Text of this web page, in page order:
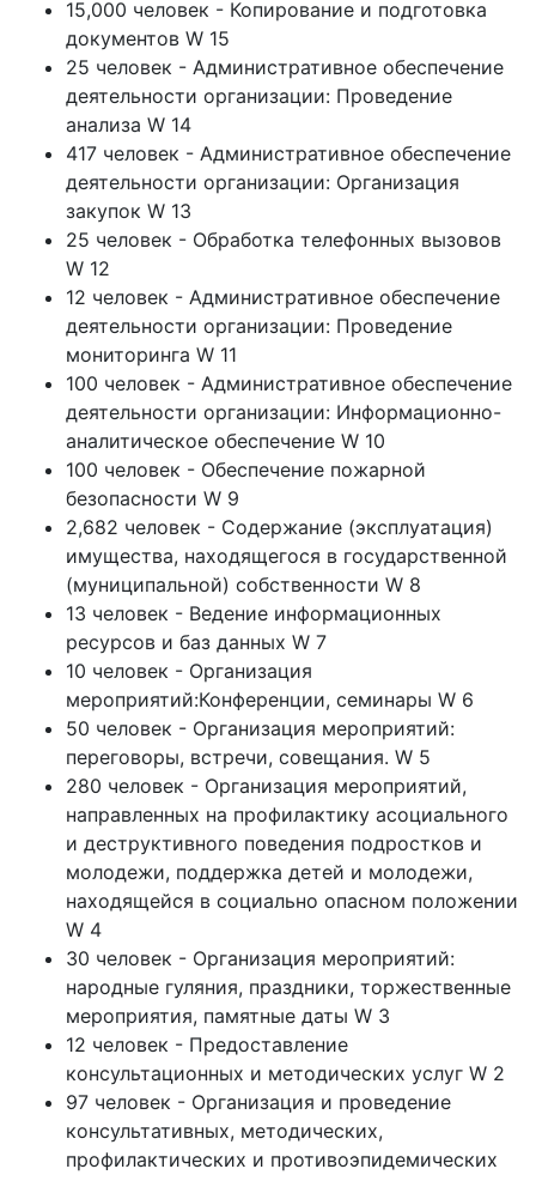
15,000 человек - Копирование и подготовка
документов W 15
25 человек - Административное обеспечение
деятельности организации: Проведение
анализа W 14
417 человек - Административное обеспечение
деятельности организации: Организация
закупок W 13
25 человек - Обработка телефонных вызовов
W 12
12 человек - Административное обеспечение
деятельности организации: Проведение
мониторинга W 11
100 человек - Административное обеспечение
деятельности организации: Информационно-
аналитическое обеспечение W 10
100 человек - Обеспечение пожарной
безопасности W 9
2,682 человек - Содержание (эксплуатация)
имущества, находящегося в государственной
(муниципальной) собственности W 8
13 человек - Ведение информационных
ресурсов и баз данных W 7
10 человек - Организация
мероприятий:Конференции, семинары W 6
50 человек - Организация мероприятий:
переговоры, встречи, совещания. W 5
280 человек - Организация мероприятий,
направленных на профилактику асоциального
и деструктивного поведения подростков и
молодежи, поддержка детей и молодежи,
находящейся в социально опасном положении
W 4
30 человек - Организация мероприятий:
народные гуляния, праздники, торжественные
мероприятия, памятные даты W 3
12 человек - Предоставление
консультационных и методических услуг W 2
97 человек - Организация и проведение
консультативных, методических,
профилактических и противоэпидемических